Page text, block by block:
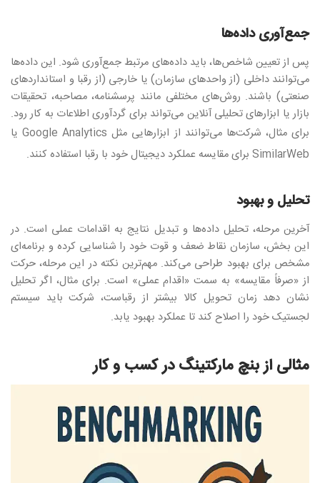
جمع‌آوری داده‌ها
پس از تعیین شاخص‌ها، باید داده‌های مرتبط جمع‌آوری شود. این داده‌ها
می‌توانند داخلی (از واحدهای سازمان) یا خارجی (از رقبا و استانداردهای
صنعتی) باشند. روش‌های مختلفی مانند پرسشنامه، مصاحبه، تحقیقات
بازار یا ابزارهای تحلیلی آنلاین می‌تواند برای گردآوری اطلاعات به کار رود.
برای مثال، شرکت‌ها می‌توانند از ابزارهایی مثلGoogle Analytics
یا
SimilarWeb برای مقایسه عملکرد دیجیتال خود با رقبا استفاده کنند.
تحلیل و بهبود
آخرین مرحله، تحلیل داده‌ها و تبدیل نتایج به اقدامات عملی است. در
این بخش، سازمان نقاط ضعف و قوت خود را شناسایی کرده و برنامه‌ای
مشخص برای بهبود طراحی می‌کند. مهم‌ترین نکته در این مرحله، حرکت
از «صرفاً مقایسه» به سمت «اقدام عملی» است. برای مثال، اگر تحلیل
نشان دهد زمان تحویل کالا بیشتر از رقباست، شرکت باید سیستم
لجستیک خود را اصلاح کند تا عملکرد بهبود یابد.
مثالی از بنچ مارکتینگ در کسب و کار